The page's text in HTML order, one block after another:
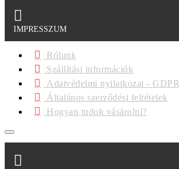
IMPRESSZUM
Rólunk
Szállítási információk
Adatvédelmi nyilatkozat - GDPR
Általános szerződési feltételek
Hogyan tudok vásárolni?